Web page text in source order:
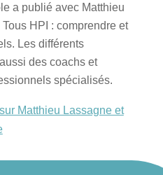
a publié avec Matthieu
HPI : comprendre et
Les différents
des coachs et
spécialisés.
Matthieu Lassagne et